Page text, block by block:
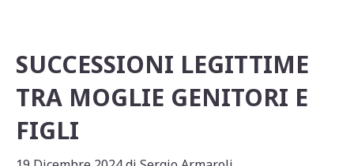
SUCCESSIONI LEGITTIME
TRA MOGLIE GENITORI E
FIGLI